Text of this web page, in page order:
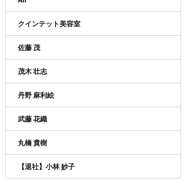
クインテット美容室
佐藤 茂
茂木 壮志
丹野 麻利絵
武藤 花織
丸橋 貴樹
【退社】小林 妙子